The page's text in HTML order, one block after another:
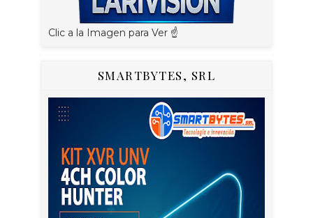
Clic a la Imagen para Ver ☝️
SMARTBYTES, SRL